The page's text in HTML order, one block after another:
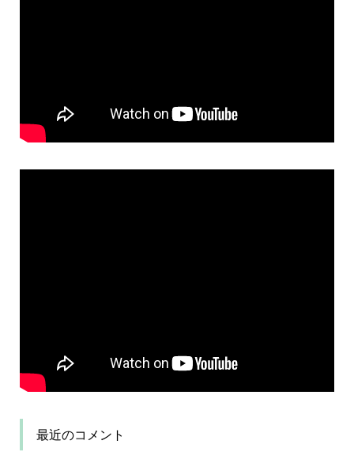
最近のコメント